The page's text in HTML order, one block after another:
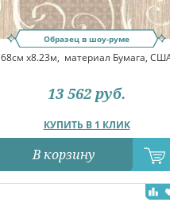
Образец в шоу-руме
68см x8.23м, материал Бумага,
КУПИТЬ В 1 КЛИК
13 562 руб.
В корзину